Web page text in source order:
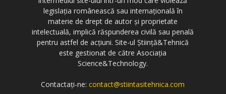
legislația românească sau internațională în
materie de drept de autor și proprietate
intelectuală, implică răspunderea civilă sau penală
pentru astfel de acțiuni. Site-ul Știință&Tehnică
este gestionat de către Asociația
Science&Technology.
Contactați-ne:contact@stiintasitehnica.com